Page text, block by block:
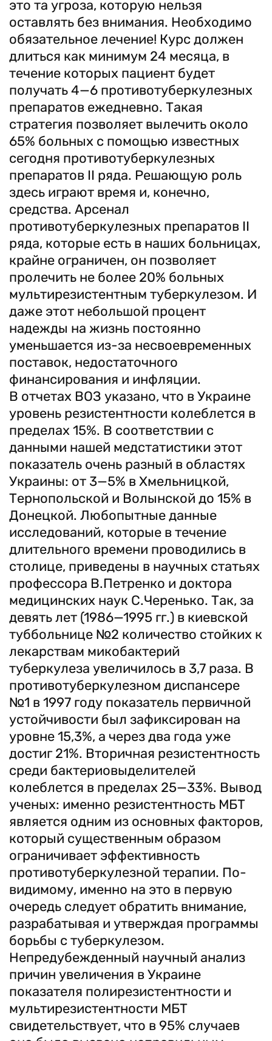
это та угроза, которую нельзя
оставлять без внимания. Необходимо
обязательное лечение! Курс должен
длиться как минимум 24 месяца, в
течение которых пациент будет
получать 4—6 противотуберкулезных
препаратов ежедневно. Такая
стратегия позволяет вылечить около
65% больных с помощью известных
сегодня противотуберкулезных
препаратов ІІ ряда. Решающую роль
здесь играют время и, конечно,
средства. Арсенал
противотуберкулезных препаратов ІІ
ряда, которые есть в наших больницах,
крайне ограничен, он позволяет
пролечить не более 20% больных
мультирезистентным туберкулезом. И
даже этот небольшой процент
надежды на жизнь постоянно
уменьшается из-за несвоевременных
поставок, недостаточного
финансирования и инфляции.
В отчетах ВОЗ указано, что в Украине
уровень резистентности колеблется в
пределах 15%. В соответствии с
данными нашей медстатистики этот
показатель очень разный в областях
Украины: от 3—5% в Хмельницкой,
Тернопольской и Волынской до 15% в
Донецкой. Любопытные данные
исследований, которые в течение
длительного времени проводились в
столице, приведены в научных статьях
профессора В.Петренко и доктора
медицинских наук С.Черенько. Так, за
девять лет (1986—1995 гг.) в киевской
туббольнице №2 количество стойких к
лекарствам микобактерий
туберкулеза увеличилось в 3,7 раза. В
противотуберкулезном диспансере
№1 в 1997 году показатель первичной
устойчивости был зафиксирован на
уровне 15,3%, а через два года уже
достиг 21%. Вторичная резистентность
среди бактериовыделителей
колеблется в пределах 25—33%. Вывод
ученых: именно резистентность МБТ
является одним из основных факторов,
который существенным образом
ограничивает эффективность
противотуберкулезной терапии. По-
видимому, именно на это в первую
очередь следует обратить внимание,
разрабатывая и утверждая программы
борьбы с туберкулезом.
Непредубежденный научный анализ
причин увеличения в Украине
показателя полирезистентности и
мультирезистентности МБТ
свидетельствует, что в 95% случаев